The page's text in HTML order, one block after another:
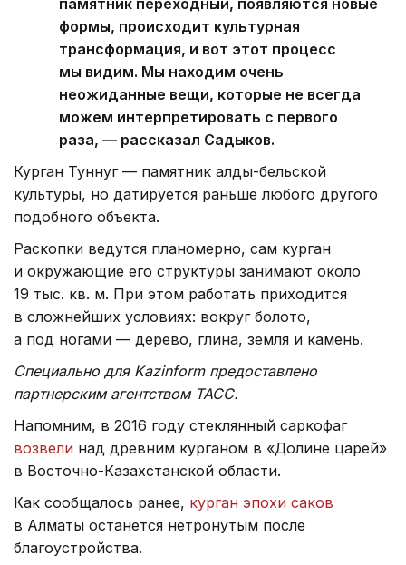
памятник переходный, появляются новые
формы, происходит культурная
трансформация, и вот этот процесс
мы видим. Мы находим очень
неожиданные вещи, которые не всегда
можем интерпретировать с первого
раза, — рассказал Садыков.
Курган Туннуг — памятник алды-бельской
культуры, но датируется раньше любого другого
подобного объекта.
Раскопки ведутся планомерно, сам курган
и окружающие его структуры занимают около
19 тыс. кв. м. При этом работать приходится
в сложнейших условиях: вокруг болото,
а под ногами — дерево, глина, земля и камень.
Специально для Kazinform предоставлено
партнерским агентством ТАСС.
Напомним, в 2016 году стеклянный саркофаг
возвели над древним курганом в «Долине царей»
в Восточно-Казахстанской области.
Как сообщалось ранее, курган эпохи саков
в Алматы останется нетронутым после
благоустройства.